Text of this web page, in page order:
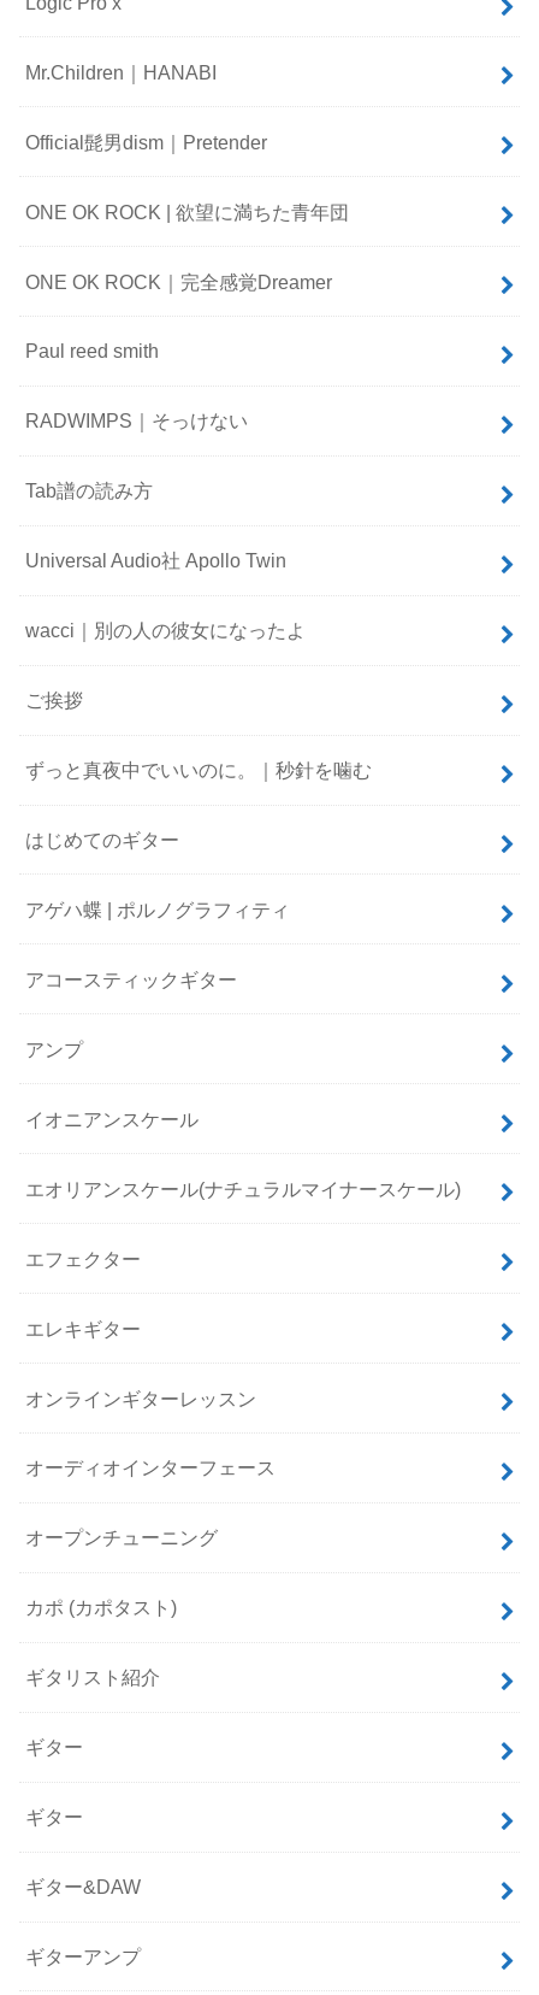
Mr.Children｜HANABI
Official髭男dism｜Pretender
ONE OK ROCK | 欲望に満ちた青年団
ONE OK ROCK｜完全感覚Dreamer
Paul reed smith
RADWIMPS｜そっけない
Tab譜の読み方
Universal Audio社 Apollo Twin
wacci｜別の人の彼女になったよ
ご挨拶
ずっと真夜中でいいのに。｜秒針を噛む
はじめてのギター
アゲハ蝶 | ポルノグラフィティ
アコースティックギター
アンプ
イオニアンスケール
エオリアンスケール(ナチュラルマイナースケール)
エフェクター
エレキギター
オンラインギターレッスン
オーディオインターフェース
オープンチューニング
カポ (カポタスト)
ギタリスト紹介
ギター
ギター
ギター&DAW
ギターアンプ